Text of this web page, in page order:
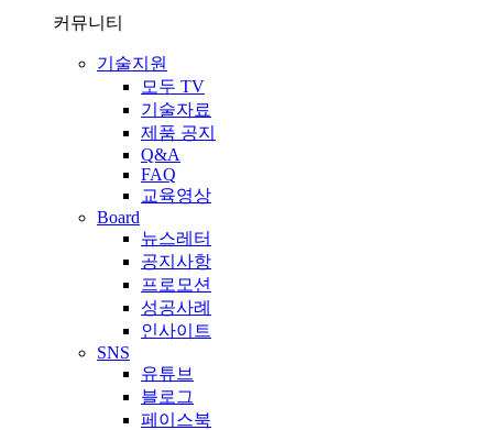
커뮤니티
기술지원
모두 TV
기술자료
제품 공지
Q&A
FAQ
교육영상
Board
뉴스레터
공지사항
프로모션
성공사례
인사이트
SNS
유튜브
블로그
페이스북